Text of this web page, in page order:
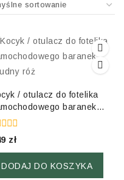
/ otulacz do fotelika
baranek
róż
zł
DODAJ DO KOSZYKA